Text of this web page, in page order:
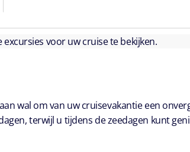
voor uw cruise te bekijken.
wal om van uw cruisevakantie een
terwijl u tijdens de zeedagen kunt